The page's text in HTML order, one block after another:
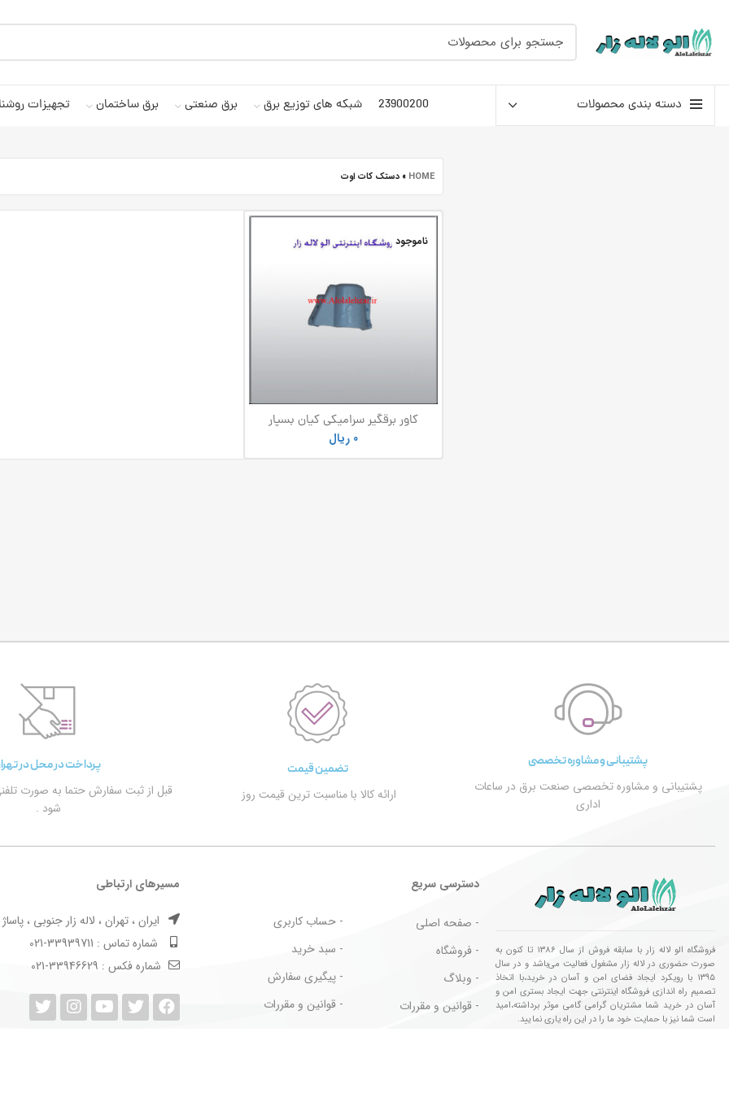
دسته بندی محصولات 23900200 شبکه های توزیع برق برق صنعتی برق ساختمان تجهیزات
HOME
» دستک کات اوت
ناموجود
کاور برقگیر سرامیکی کیان بسپار
صفاهان
0 ریال
پشتیبانی و مشاوره تخصصی
پشتیبانی و مشاوره تخصصی صنعت برق در ساعات
اداری
تضمین قیمت
ارائه کالا با مناسبت ترین قیمت روز
پرداخت در محل در
قبل از ثبت سفارش حتما به صورت
شود .
فروشگاه الو لاله زار با سابقه فروش از سال ۱۳۸۶ تا کنون به
صورت حضوری در لاله زار مشغول فعالیت می‌باشد و در سال
۱۳۹۵ با رویکرد ایجاد فضای امن و آسان در خرید،با اتخاذ
تصمیم راه اندازی فروشگاه اینترنتی جهت ایجاد بستری امن و
آسان در خرید شما مشتریان گرامی گامی موثر برداشته،امید
است شما نیز با حمایت خود ما را در این راه یاری نمایید.
دسترسی سریع
- صفحه اصلی
- فروشگاه
- وبلاگ
- قوانین و مقررات
- حساب کاربری
- سبد خرید
- پیگیری سفارش
- قوانین و مقررات
مسیرهای ارتباطی
ایران ، تهران ، لاله زار جنوبی ، پاساژ
شماره تماس : 33939711-021
شماره فکس : 33946629-021